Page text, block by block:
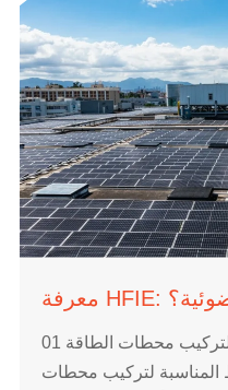
01 ما هي الأسطح المناسبة لتركيب محطات الطاقة
المناسبة لتركيب محطات